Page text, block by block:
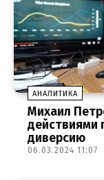
АНАЛИТИКА
Михаил
действиями
диверсию
06.03.2024 11:07